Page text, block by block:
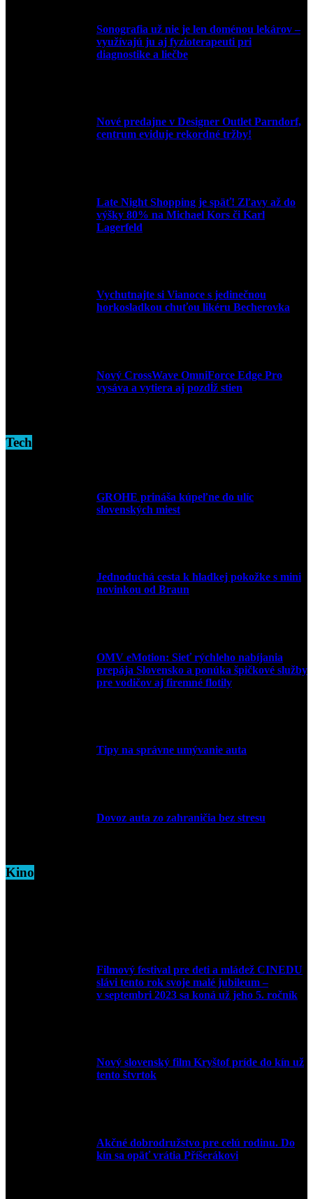
Sonografia už nie je len doménou lekárov –
využívajú ju aj fyzioterapeuti pri
diagnostike a liečbe
Nové predajne v Designer Outlet Parndorf,
centrum eviduje rekordné tržby!
Late Night Shopping je späť! Zľavy až do
výšky 80% na Michael Kors či Karl
Lagerfeld
Vychutnajte si Vianoce s jedinečnou
horkosladkou chuťou likéru Becherovka
Nový CrossWave OmniForce Edge Pro
vysáva a vytiera aj pozdĺž stien
Tech
GROHE prináša kúpeľne do ulíc
slovenských miest
Jednoduchá cesta k hladkej pokožke s mini
novinkou od Braun
OMV eMotion: Sieť rýchleho nabíjania
prepája Slovensko a ponúka špičkové služby
pre vodičov aj firemné flotily
Tipy na správne umývanie auta
Dovoz auta zo zahraničia bez stresu
Kino
Filmový festival pre deti a mládež CINEDU
slávi tento rok svoje malé jubileum –
v septembri 2023 sa koná už jeho 5. ročník
Nový slovenský film Kryštof príde do kín už
tento štvrtok
Akčné dobrodružstvo pre celú rodinu. Do
kín sa opäť vrátia Příšerákovi